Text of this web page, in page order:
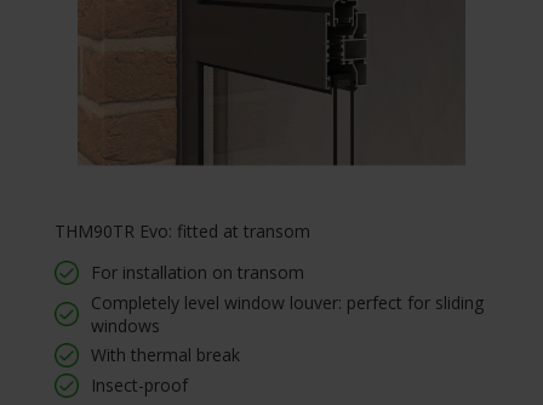
THM90TR Evo: fitted at transom
For installation on transom
Completely level window louver: perfect for sliding
windows
With thermal break
Insect-proof